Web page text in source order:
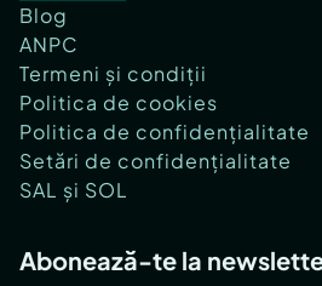
Blog
ANPC
Termeni și condiții
Politica de cookies
Politica de confidențialitate
Setări de confidențialitate
SAL și SOL
Abonează-te la